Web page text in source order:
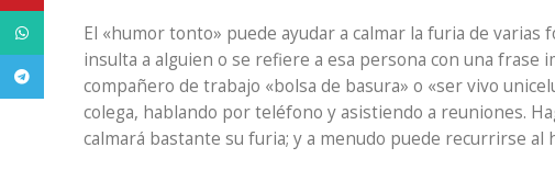
El «humor tonto» puede ayudar a calmar la furia de
insulta a alguien o se refiere a esa persona con una frase
compañero de trabajo «bolsa de basura» o «ser vivo
colega, hablando por teléfono y asistiendo a reuniones.
calmará bastante su furia; y a menudo puede recurrirse al
WhatsApp